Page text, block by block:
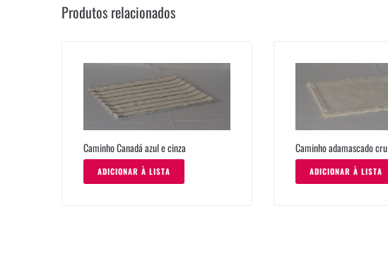
Produtos relacionados
Caminho Canadá azul e cinza
ADICIONAR À LISTA
Caminho adamascado cru
ADICIONAR À LISTA